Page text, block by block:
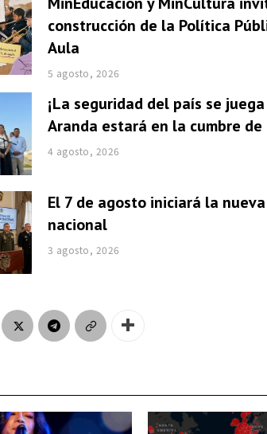
construcción de la Política
Aula
5 agosto, 2026
¡La seguridad del país se
Aranda estará en la cumbre
4 agosto, 2026
El 7 de agosto iniciará la
nacional
3 agosto, 2026